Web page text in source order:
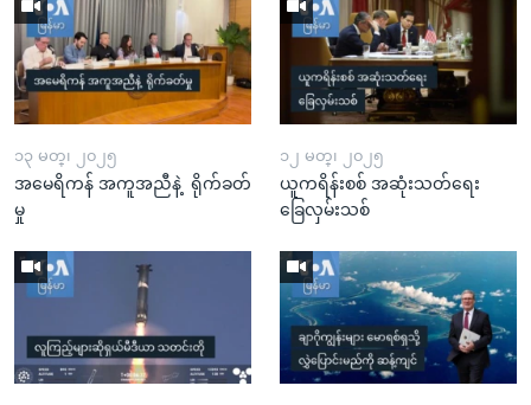
၁၃ မတ္၊ ၂၀၂၅
အမေရိကန် အကူအညီနဲ့ ရိုက်ခတ်
မှု
၁၂ မတ္၊ ၂၀၂၅
ယူကရိန်းစစ် အဆုံးသတ်ရေး
ခြေလှမ်းသစ်